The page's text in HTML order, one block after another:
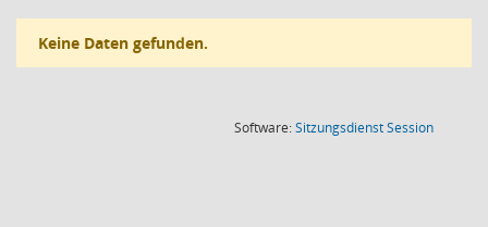
Keine Daten gefunden.
Software:SitzungsdienstSession(Wird in